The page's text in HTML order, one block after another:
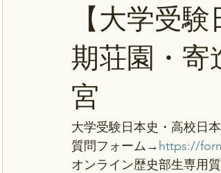
青木裕司と中島浩二の世界史ch 総理
レトロゲーム
【大学受
期荘園・
宮
大学受験日本史・高校日
質問フォーム→ https://
オンライン歴史部生専用